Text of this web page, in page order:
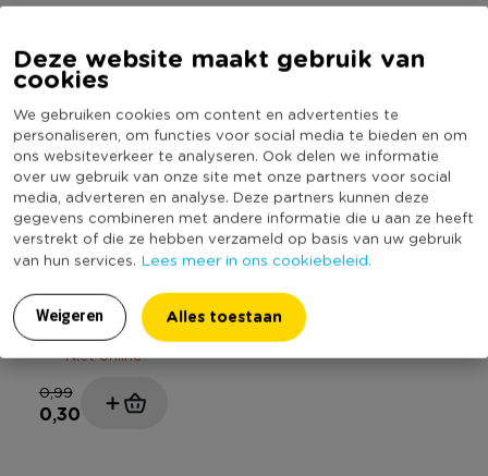
Deze website maakt gebruik van
cookies
We gebruiken cookies om content en advertenties te
personaliseren, om functies voor social media te bieden en om
ons websiteverkeer te analyseren. Ook delen we informatie
over uw gebruik van onze site met onze partners voor social
media, adverteren en analyse. Deze partners kunnen deze
gegevens combineren met andere informatie die u aan ze heeft
verstrekt of die ze hebben verzameld op basis van uw gebruik
van hun services. Lees meer in ons cookiebeleid.
Weigeren Alles toestaan
MEER UIT DEZE SERIE
70% KORTING
Taartdecoratie
jungle - multikleur
Niet online
0,99
0,30